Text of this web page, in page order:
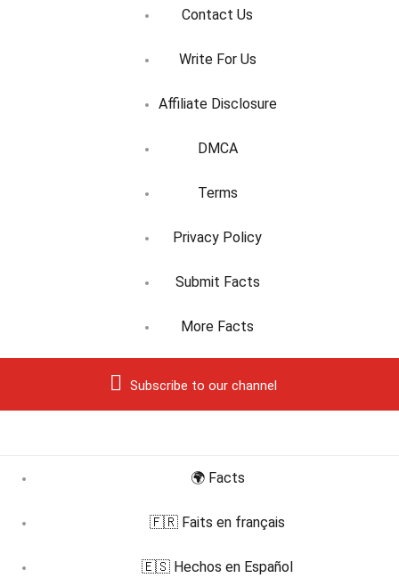
Contact Us
Write For Us
Affiliate Disclosure
DMCA
Terms
Privacy Policy
Submit Facts
More Facts
Subscribe to our channel
🌍 Facts
🇫🇷 Faits en français
🇪🇸 Hechos en Español